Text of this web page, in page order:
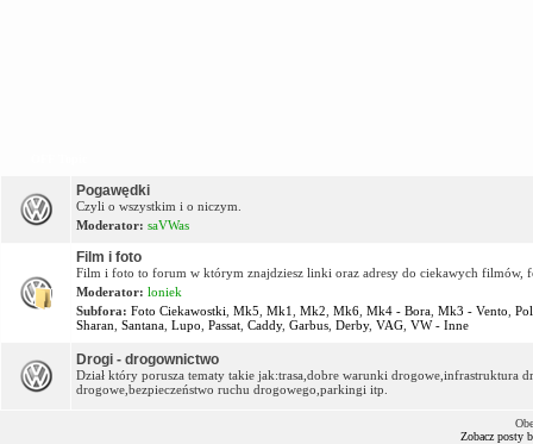
Pogawędki
Czyli o wszystkim i o niczym.
Moderator: saVWas
Film i foto
Film i foto to forum w którym znajdziesz linki oraz adresy do ciekawych filmów,
Moderator: loniek
Subfora: Foto Ciekawostki Mk5 Mk1 Mk2 Mk6 Mk4 - Bora Mk3 - Vento
Sharan Santana Lupo Passat Caddy, Garbus Derby, VAG VW - Inne
Drogi - drogownictwo
Dział który porusza tematy takie jak:trasa,dobre warunki drogowe,infrastruktura
drogowe,bezpieczeństwo ruchu drogowego,parkingi itp.
Zobacz posty